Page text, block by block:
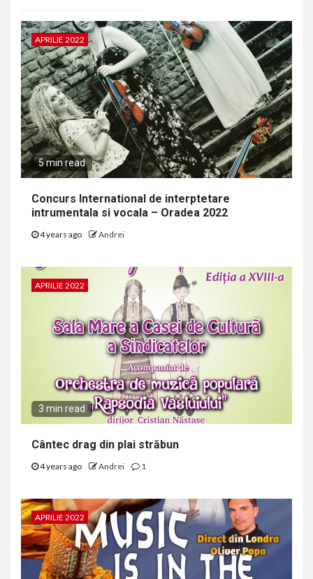
APRILIE 2022
5 min read
Concurs International de interptetare
intrumentala si vocala – Oradea 2022
4 years ago Andrei
APRILIE 2022
3 min read
Cântec drag din plai străbun
4 years ago Andrei 1
APRILIE 2022